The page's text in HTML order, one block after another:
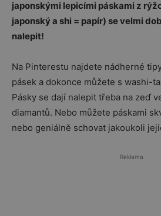
japonskými lepicími páskami z
japonský a shi = papír) se velmi
nalepit!
Na Pinterestu najdete nádherné
pásek a dokonce můžete s washi-
Pásky se dají nalepit třeba na zeď
diamantů. Nebo můžete páskami
nebo geniálně schovat jakoukoli
Reklama